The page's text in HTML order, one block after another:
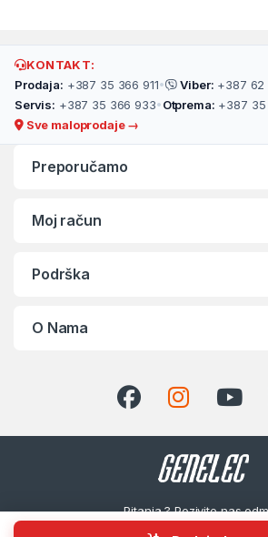
Miš GEMBIRD MUSW-4B-01-W,
KONTAKT:
Prodaja: +387 35 366 911• Viber: +387 62
Servis: +387 35 366 933• Otprema: +387
Sve maloprodaje →
Preporučamo
Moj račun
Podrška
O Nama
Pitanja ? Pozivite nas